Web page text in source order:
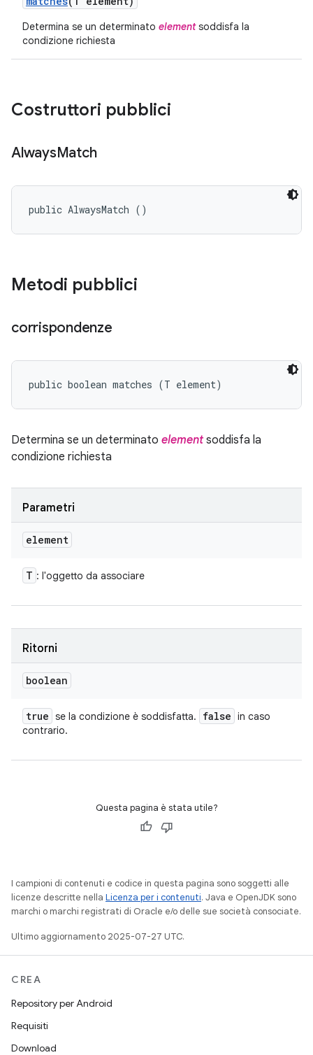
Determina se un determinato elementsoddisfa la
condizione richiesta
Costruttori pubblici
AlwaysMatch
public AlwaysMatch ()
Metodi pubblici
corrispondenze
public boolean matches (T element)
Determina se un determinato elementsoddisfa la
condizione richiesta
Parametri
element
T : l'oggetto da associare
Ritorni
boolean
true se la condizione è soddisfatta. false in caso
contrario.
Questa pagina è stata utile?
I campioni di contenuti e codice in questa pagina sono soggetti alle
licenze descritte nella Licenza per i contenuti. Java e OpenJDK sono
marchi o marchi registrati di Oracle e/o delle sue società consociate.
Ultimo aggiornamento 2025-07-27 UTC.
CREA
Repository per Android
Requisiti
Download